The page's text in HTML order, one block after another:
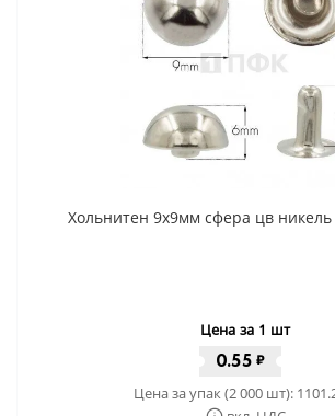
Хольнитен 9x9мм сфера цв
Цена за 1 шт
0.55 ₽
Цена за упак (2 000 шт):